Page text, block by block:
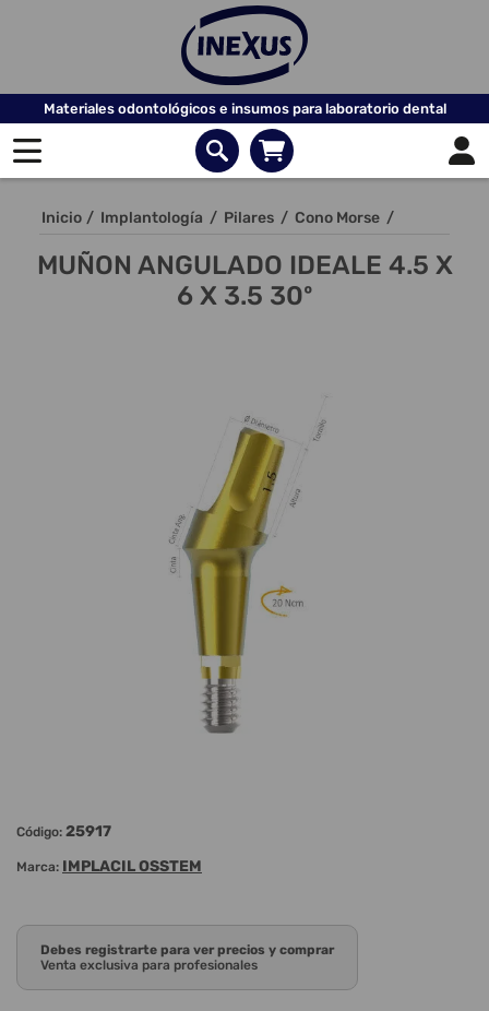
Materiales odontológicos e insumos para laboratorio dental
Inicio / Implantología / Pilares / Cono Morse /
MUÑON ANGULADO IDEALE 4.5 X
6 X 3.5 30º
Código: 25917
Marca: IMPLACIL OSSTEM
Debes registrarte para ver precios y comprar
Venta exclusiva para profesionales